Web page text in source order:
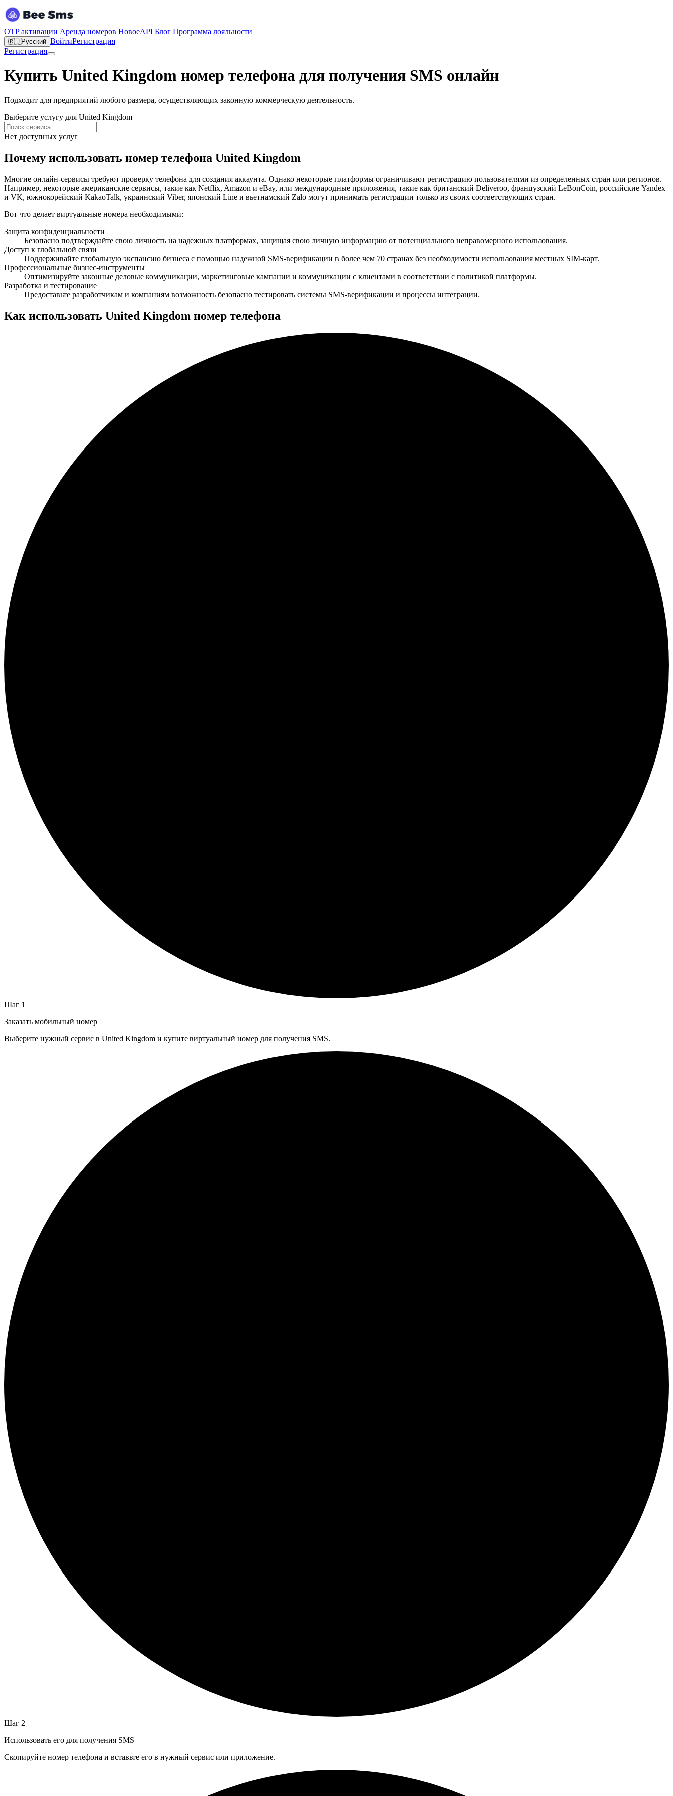
OTP активации Аренда номеров НовоеAPI Блог Программа лояльности
🇷🇺Русский ВойтиРегистрация
Регистрация
Купить United Kingdom номер телефона для получения SMS онлайн
Подходит для предприятий любого размера, осуществляющих законную коммерческую деятельность.
Выберите услугу для United Kingdom
Нет доступных услуг
Почему использовать номер телефона United Kingdom
Многие онлайн-сервисы требуют проверку телефона для создания аккаунта. Однако некоторые платформы ограничивают регистрацию пользователями из определенных стран или регионов.
Например, некоторые американские сервисы, такие как Netflix, Amazon и eBay, или международные приложения, такие как британский Deliveroo, французский LeBonCoin, российские Yandex
и VK, южнокорейский KakaoTalk, украинский Viber, японский Line и вьетнамский Zalo могут принимать регистрации только из своих соответствующих стран.
Вот что делает виртуальные номера необходимыми:
Защита конфиденциальности
Безопасно подтверждайте свою личность на надежных платформах, защищая свою личную информацию от потенциального неправомерного использования.
Доступ к глобальной связи
Поддерживайте глобальную экспансию бизнеса с помощью надежной SMS-верификации в более чем 70 странах без необходимости использования местных SIM-карт.
Профессиональные бизнес-инструменты
Оптимизируйте законные деловые коммуникации, маркетинговые кампании и коммуникации с клиентами в соответствии с политикой платформы.
Разработка и тестирование
Предоставьте разработчикам и компаниям возможность безопасно тестировать системы SMS-верификации и процессы интеграции.
Как использовать United Kingdom номер телефона
Шаг 1
Заказать мобильный номер
Выберите нужный сервис в United Kingdom и купите виртуальный номер для получения SMS.
Шаг 2
Использовать его для получения SMS
Скопируйте номер телефона и вставьте его в нужный сервис или приложение.